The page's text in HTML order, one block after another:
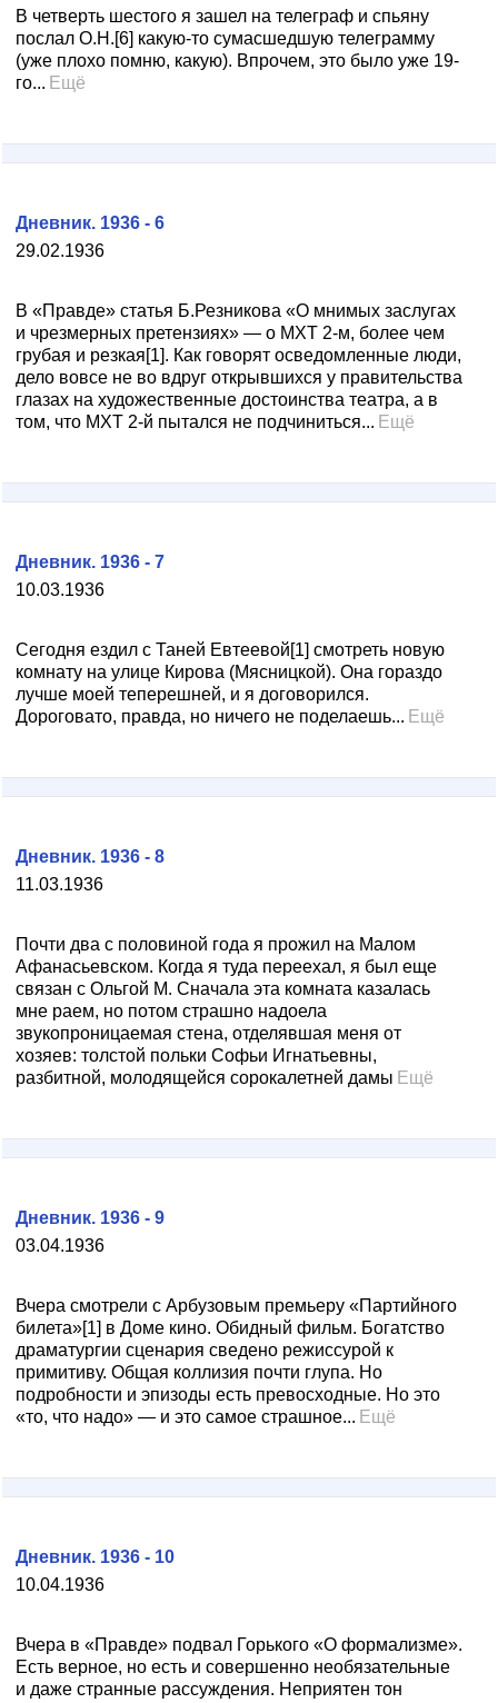
В четверть шестого я зашел на телеграф и спьяну
послал О.Н.[6] какую-то сумасшедшую телеграмму
(уже плохо помню, какую). Впрочем, это было уже 19-
го... Ещё
29.02.1936
Дневник. 1936 - 6
В «Правде» статья Б.Резникова «О мнимых заслугах
и чрезмерных претензиях» — о МХТ 2-м, более чем
грубая и резкая[1]. Как говорят осведомленные люди,
дело вовсе не во вдруг открывшихся у правительства
глазах на художественные достоинства театра, а в
том, что МХТ 2-й пытался не подчиниться... Ещё
10.03.1936
Дневник. 1936 - 7
Сегодня ездил с Таней Евтеевой[1] смотреть новую
комнату на улице Кирова (Мясницкой). Она гораздо
лучше моей теперешней, и я договорился.
Дороговато, правда, но ничего не поделаешь... Ещё
11.03.1936
Дневник. 1936 - 8
Почти два с половиной года я прожил на Малом
Афанасьевском. Когда я туда переехал, я был еще
связан с Ольгой М. Сначала эта комната казалась
мне раем, но потом страшно надоела
звукопроницаемая стена, отделявшая меня от
хозяев: толстой польки Софьи Игнатьевны,
разбитной, молодящейся сорокалетней дамы Ещё
03.04.1936
Дневник. 1936 - 9
Вчера смотрели с Арбузовым премьеру «Партийного
билета»[1] в Доме кино. Обидный фильм. Богатство
драматургии сценария сведено режиссурой к
примитиву. Общая коллизия почти глупа. Но
подробности и эпизоды есть превосходные. Но это
«то, что надо» — и это самое страшное... Ещё
10.04.1936
Дневник. 1936 - 10
Вчера в «Правде» подвал Горького «О формализме».
Есть верное, но есть и совершенно необязательные
и даже странные рассуждения. Неприятен тон